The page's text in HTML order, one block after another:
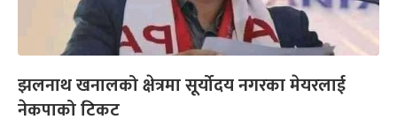
झलनाथ खनालको क्षेत्रमा सूर्योदय नगरका मेयरलाई
नेकपाको टिकट